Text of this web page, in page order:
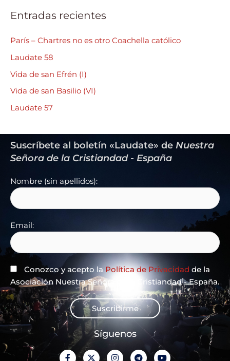
Entradas recientes
París – Chartres no es otro Coachella católico
Laudate 58
Vida de san Efrén (I)
Vida de san Basilio (VI)
Laudate 57
Suscríbete al boletín «Laudate» de Nuestra
Señora de la Cristiandad - España
Nombre (sin apellidos):
Email:
Conozco y acepto la Política de Privacidad de la
Asociación Nuestra Señora de la Cristiandad - España.
Suscribirme
Síguenos
F
X
I
T
Y